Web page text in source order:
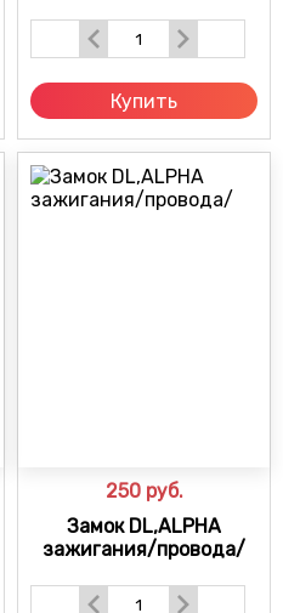
Купить
250 руб.
Замок DL,ALPHA
зажигания/провода/